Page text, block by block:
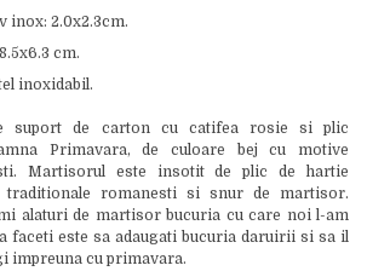
inox: 2.0x2.3cm.
cm.
inoxidabil.
suport de carton cu catifea rosie si plic
Primavara, de culoare bej cu motive
Martisorul este insotit de plic de hartie
romanesti si snur de martisor.
alaturi de martisor bucuria cu care noi l-am
faceti este sa adaugati bucuria daruirii si sa il
impreuna cu primavara.